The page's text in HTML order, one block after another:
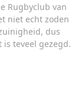
Rugbyclub van
niet echt zoden
dus
teveel gezegd.